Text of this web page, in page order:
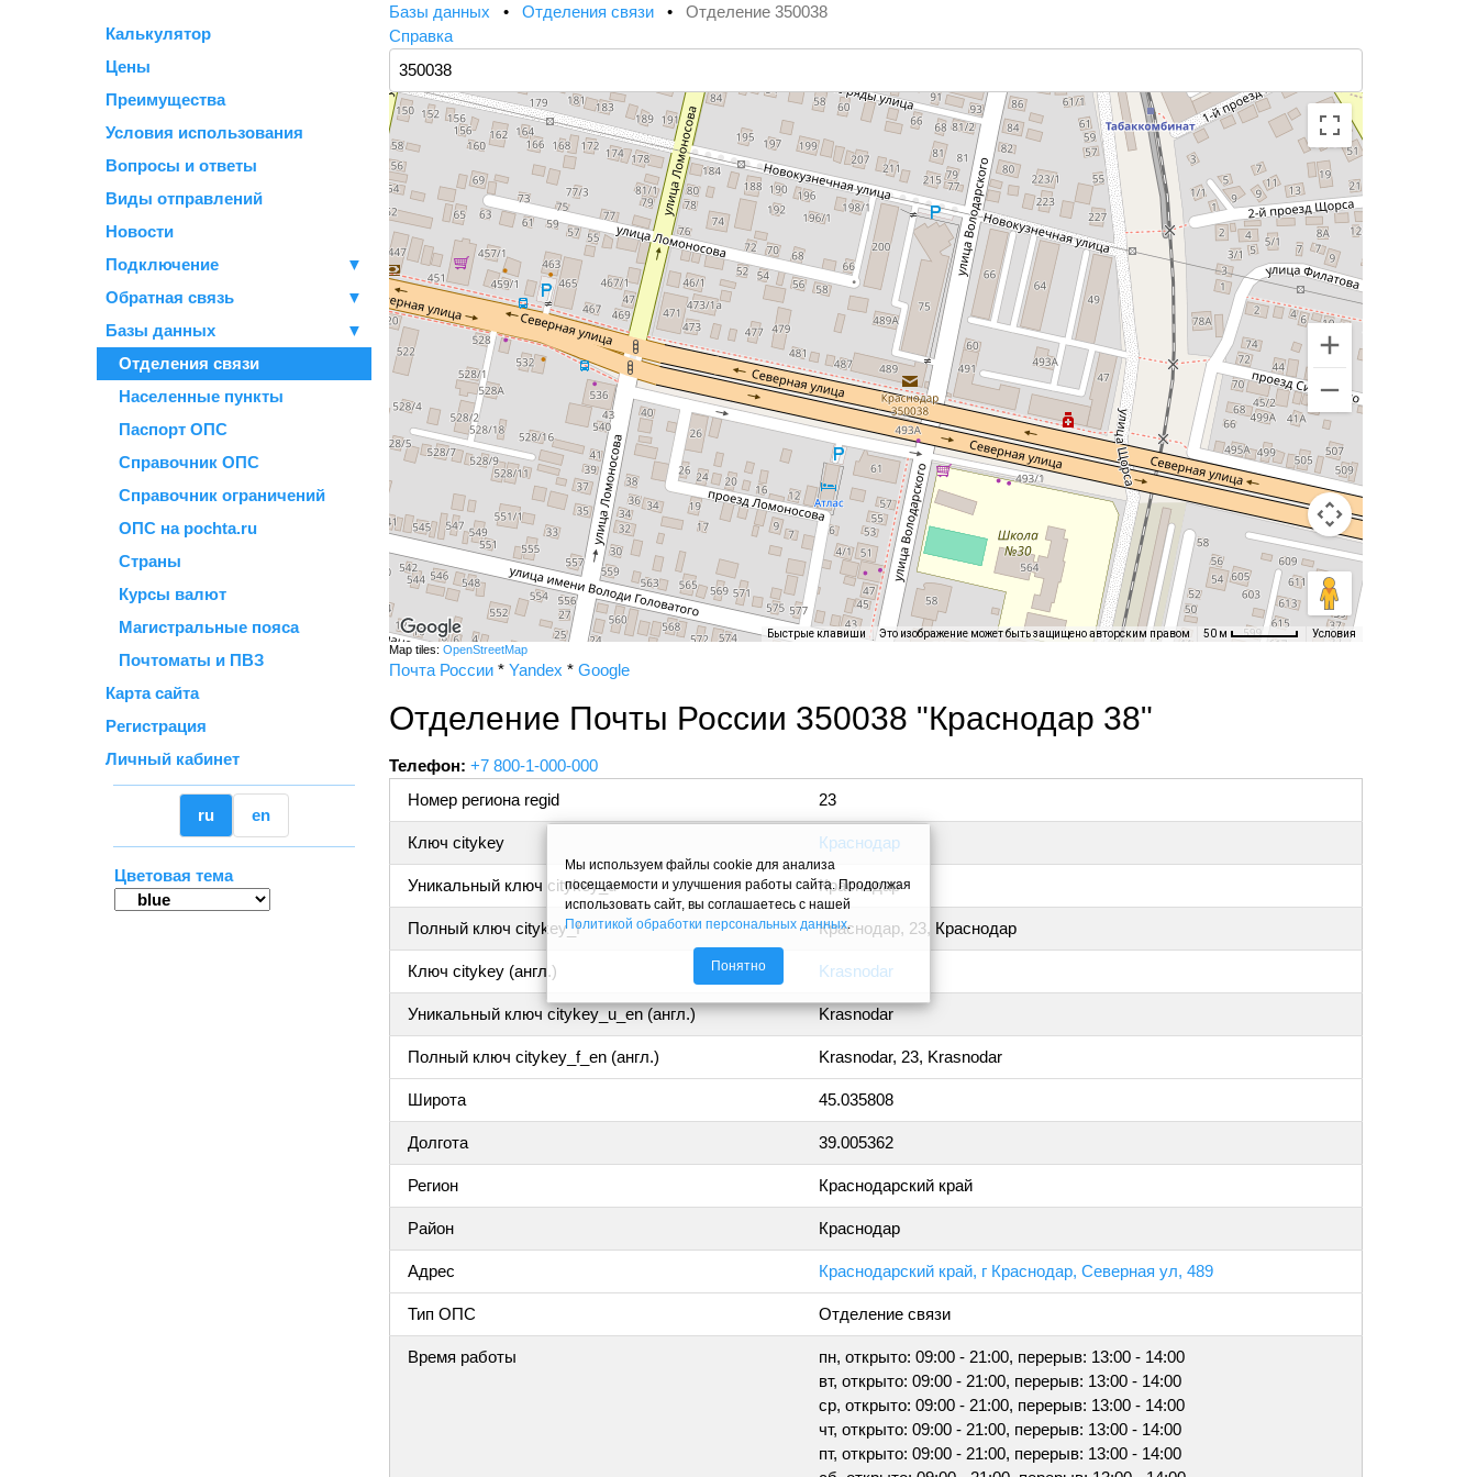
Калькулятор
Цены
Преимущества
Условия использования
Вопросы и ответы
Виды отправлений
Новости
Подключение
▼
Обратная связь
▼
Базы данных
▼
Отделения связи
Населенные пункты
Паспорт ОПС
Справочник ОПС
Справочник ограничений
ОПС на pochta.ru
Страны
Курсы валют
Магистральные пояса
Почтоматы и ПВЗ
Карта сайта
Регистрация
Личный кабинет
ru en
Цветовая тема
Базы данных • Отделения связи • Отделение 350038
Справка
Быстрые клавиши Это изображение может быть защищено авторским правом 50 м Условия
Map tiles: OpenStreetMap
Почта России * Yandex * Google
Отделение Почты России 350038 "Краснодар 38"
Телефон: +7 800-1-000-000
Номер региона regid
23
Ключ citykey Краснодар
Уникальный ключ citykey_u Краснодар
Полный ключ citykey_f Краснодар, 23, Краснодар
Ключ citykey (англ.) Krasnodar
Уникальный ключ citykey_u_en (англ.) Krasnodar
Полный ключ citykey_f_en (англ.) Krasnodar, 23, Krasnodar
Широта 45.035808
Долгота 39.005362
Регион Краснодарский край
Район Краснодар
Адрес Краснодарский край, г Краснодар, Северная ул, 489
Тип ОПС Отделение связи
Время работы
пн, открыто: 09:00 - 21:00, перерыв: 13:00 - 14:00
вт, открыто: 09:00 - 21:00, перерыв: 13:00 - 14:00
ср, открыто: 09:00 - 21:00, перерыв: 13:00 - 14:00
чт, открыто: 09:00 - 21:00, перерыв: 13:00 - 14:00
пт, открыто: 09:00 - 21:00, перерыв: 13:00 - 14:00
Мы используем файлы cookie для анализа
посещаемости и улучшения работы сайта. Продолжая
использовать сайт, вы соглашаетесь с нашей
Политикой обработки персональных данных.
Понятно